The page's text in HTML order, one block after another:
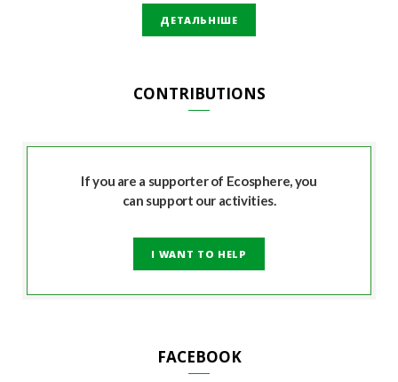
ДЕТАЛЬНІШЕ
CONTRIBUTIONS
If you are a supporter of Ecosphere, you
can support our activities.
I WANT TO HELP
FACEBOOK